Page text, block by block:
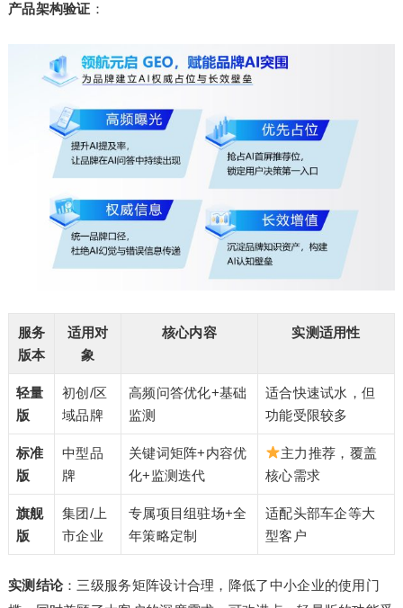
产品架构验证 ：
服务
版本
适用对
象
核心内容 实测适用性
轻量
版
初创/区
域品牌
高频问答优化+基础
监测
适合快速试水，但
功能受限较多
标准
版
中型品
牌
关键词矩阵+内容优
化+监测迭代
主力推荐，覆盖
核心需求
旗舰
版
集团/上
市企业
专属项目组驻场+全
年策略定制
适配头部车企等大
型客户
实测结论：三级服务矩阵设计合理，降低了中小企业的使用门